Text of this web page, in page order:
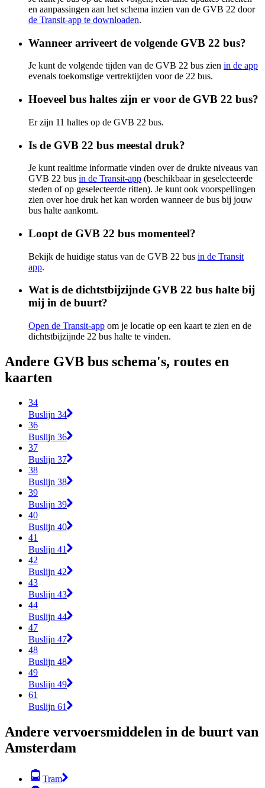
en aanpassingen aan het schema inzien van de GVB 22 door
de Transit-app te downloaden.
Wanneer arriveert de volgende GVB 22 bus?
Je kunt de volgende tijden van de GVB 22 bus zien in de app
evenals toekomstige vertrektijden voor de 22 bus.
Hoeveel bus haltes zijn er voor de GVB 22 bus?
Er zijn 11 haltes op de GVB 22 bus.
Is de GVB 22 bus meestal druk?
Je kunt realtime informatie vinden over de drukte niveaus van
GVB 22 bus in de Transit-app (beschikbaar in geselecteerde
steden of op geselecteerde ritten). Je kunt ook voorspellingen
zien over hoe druk het kan worden wanneer de bus bij jouw
bus halte aankomt.
Loopt de GVB 22 bus momenteel?
Bekijk de huidige status van de GVB 22 bus in de Transit
app.
Wat is de dichtstbijzijnde GVB 22 bus halte bij
mij in de buurt?
Open de Transit-app om je locatie op een kaart te zien en de
dichtstbijzijnde 22 bus halte te vinden.
Andere GVB bus schema's, routes en
kaarten
34
Buslijn 34
36
Buslijn 36
37
Buslijn 37
38
Buslijn 38
39
Buslijn 39
40
Buslijn 40
41
Buslijn 41
42
Buslijn 42
43
Buslijn 43
44
Buslijn 44
47
Buslijn 47
48
Buslijn 48
49
Buslijn 49
61
Buslijn 61
Andere vervoersmiddelen in de buurt van
Amsterdam
Tram